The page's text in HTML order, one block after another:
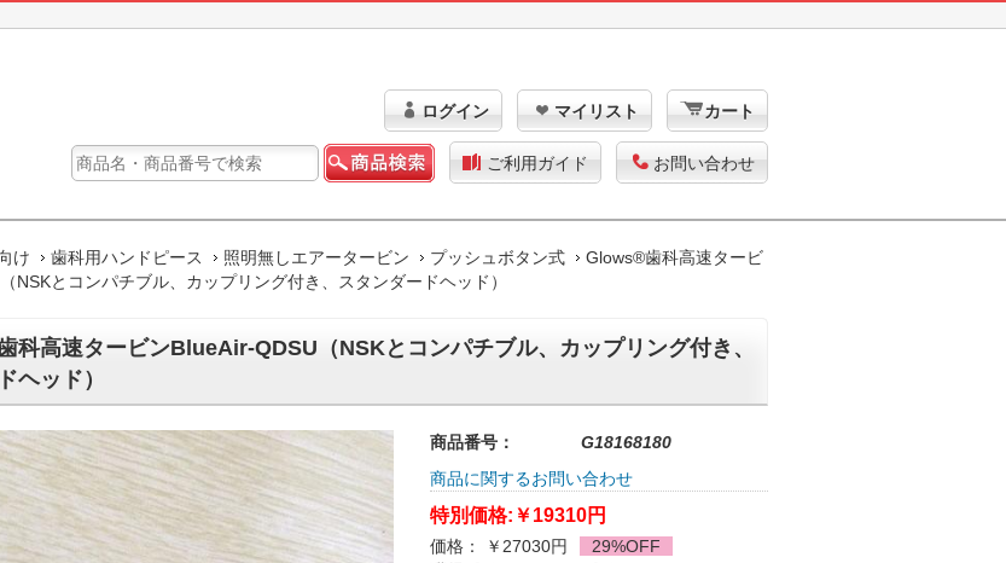
ログイン マイリスト カート
ご利用ガイド お問い合わせ
け 歯科用ハンドピース 照明無しエアータービン プッシュボタン式
Glows®歯科高速タービ
NSKとコンパチブル、カップリング付き、スタンダードヘッド）
科高速タービンBlueAir-QDSU（NSKとコンパチブル、カップリング付き、
ヘッド）
商品番号：
G18168180
商品に関するお問い合わせ
特別価格: ￥19310円
価格： ￥27030円
29%OFF